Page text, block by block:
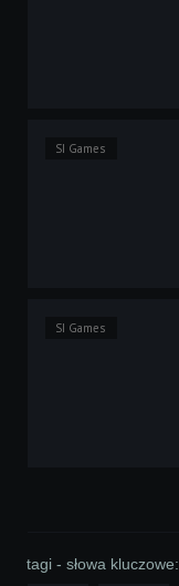
SI Games
SI Games
tagi - słowa kluczowe: